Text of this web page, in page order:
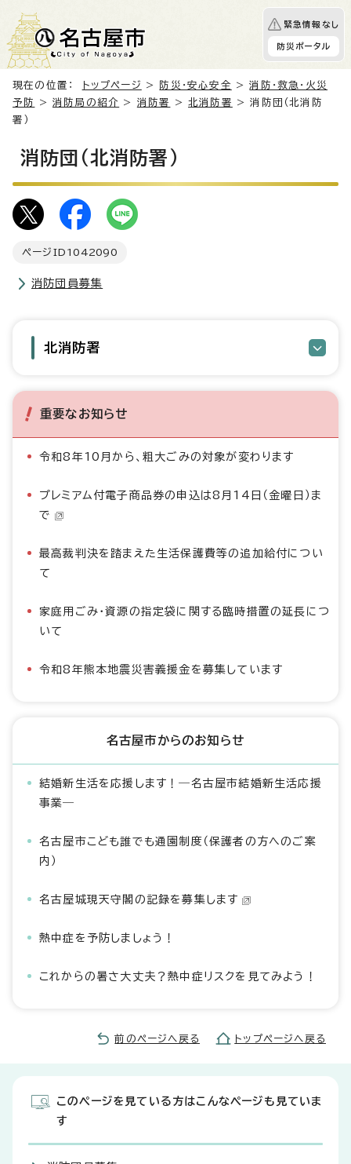
緊急情報なし
防災ポータル
現在の位置： トップページ > 防災・安心安全 >消防・救急・火災
予防
>消防局の紹介 > 消防署 >北消防署
> 消防団（北消防
署）
消防団（北消防署）
ページID 1042090
消防団員募集
北消防署
重要なお知らせ
令和8年10月から、粗大ごみの対象が変わります
プレミアム付電子商品券の申込は8月14日（金曜日）ま
で
最高裁判決を踏まえた生活保護費等の追加給付につい
て
家庭用ごみ・資源の指定袋に関する臨時措置の延長につ
いて
令和8年熊本地震災害義援金を募集しています
名古屋市からのお知らせ
結婚新生活を応援します！―名古屋市結婚新生活応援
事業―
名古屋市こども誰でも通園制度（保護者の方へのご案
内）
名古屋城現天守閣の記録を募集します
熱中症を予防しましょう！
これからの暑さ大丈夫？熱中症リスクを見てみよう！
前のページへ戻る トップページへ戻る
このページを見ている方はこんなページも見ていま
す